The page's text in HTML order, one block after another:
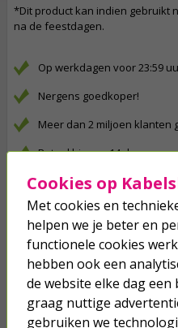
*Dit product kan indien gebruikt
na de feestdagen.
Op werkdagen voor 23:59
Nergens goedkoper!
Meer dan 2 miljoen klanten
Betaal binnen 14 dagen na
Klanten geven Kabelshop
Al 4 keer verkozen tot
Anderen kochten ook...
meter |
Druppels,
Cookies op
Met cookies en
helpen we je beter en
functionele cookies
hebben ook een
de website elke dag
graag nuttige
gebruiken we